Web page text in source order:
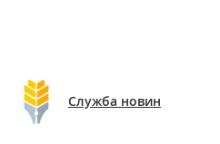
Служба новин